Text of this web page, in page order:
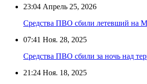
23:04 Апрель 25, 2026
Средства ПВО сбили летевший на
07:41 Ноя. 28, 2025
Средства ПВО сбили за ночь над
21:24 Ноя. 18, 2025